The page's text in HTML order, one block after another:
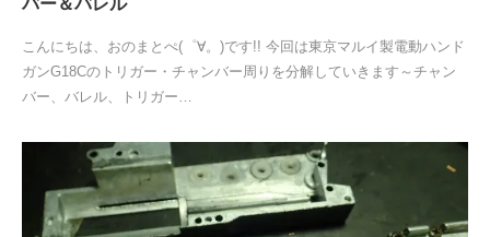
こんにちは、おのまとぺ(゜∀。)です!! 今回は東京マルイ製電動ハンド
ガンG18Cのトリガー・チャンバー周りを分解していきます～チャン
バー、バレル、トリガー…